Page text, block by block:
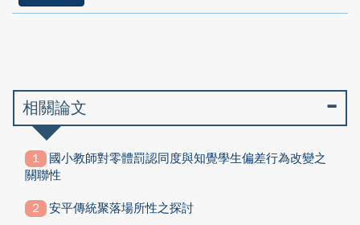
相關論文
國小教師對零體罰認同度與知覺學生偏差行為改變之
關聯性
安平傳統聚落場所性之探討